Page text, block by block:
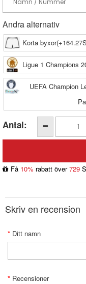
Andra alternativ
Korta
Ligue 1 Champions
UEFA Champion
Antal:
Få 10% rabatt över729
Skriv en recension
Ditt namn
Recensioner